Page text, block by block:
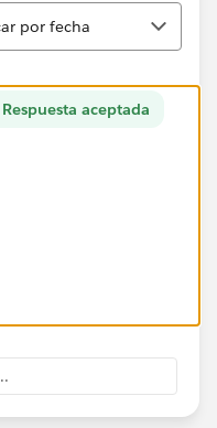
por fecha
Respuesta aceptada